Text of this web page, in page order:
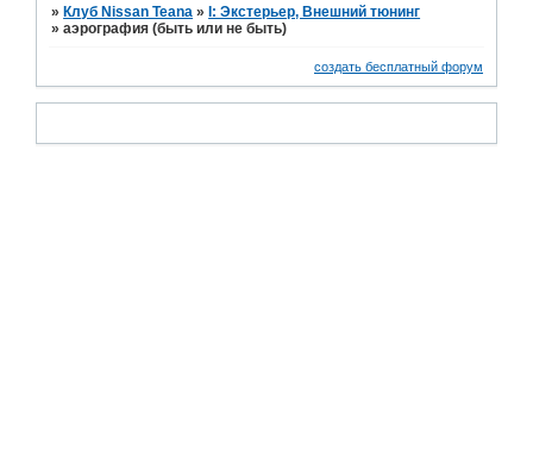
» Клуб Nissan Teana » I: Экстерьер, Внешний тюнинг
»аэрография (быть или не быть)
создать бесплатный форум